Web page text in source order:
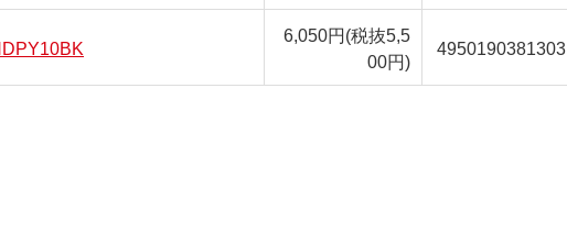
6,050円(税抜5,5
00円)
4950190381303